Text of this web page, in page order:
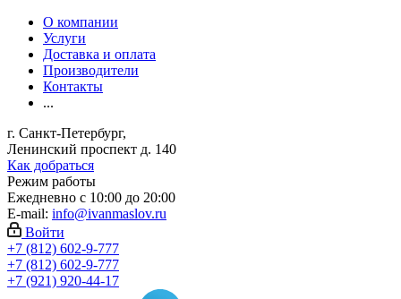
О компании
Услуги
Доставка и оплата
Производители
Контакты
...
г. Санкт-Петербург,
Ленинский проспект д. 140
Как добраться
Режим работы
Ежедневно с 10:00 до 20:00
E-mail: info@ivanmaslov.ru
Войти
+7 (812) 602-9-777
+7 (812) 602-9-777
+7 (921) 920-44-17